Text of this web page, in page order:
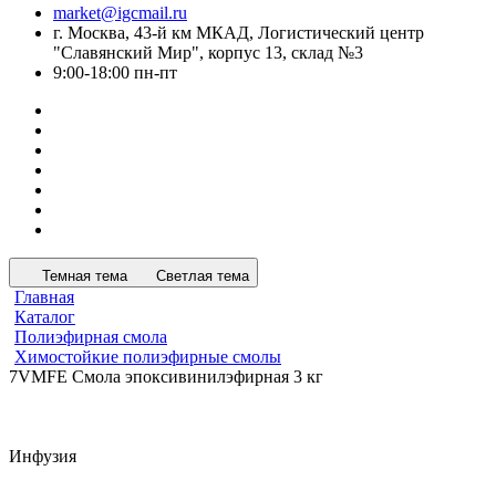
market@igcmail.ru
г. Москва, 43-й км МКАД, Логистический центр
"Славянский Мир", корпус 13, склад №3
9:00-18:00 пн-пт
Темная тема Светлая тема
Главная
Каталог
Полиэфирная смола
Химостойкие полиэфирные смолы
7VMFE Смола эпоксивинилэфирная 3 кг
Инфузия